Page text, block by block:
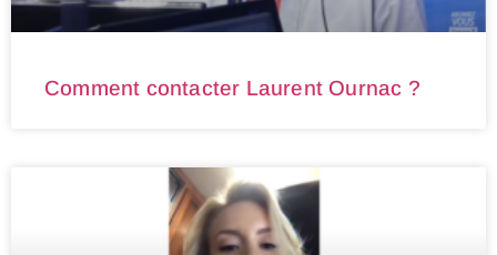
Comment contacter Laurent Ournac ?